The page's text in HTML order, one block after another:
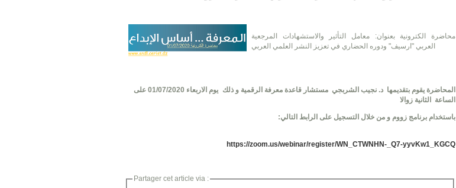
محاضرة الكترونية بعنوان: معامل التأثير والاستشهادات المرجعية
العربي "ارسيف" ودوره الحضاري في تعزيز النشر العلمي العربي
المحاضرة يقوم بتقديمها د. نجيب الشربجي مستشار قاعدة معرفة الرقمية و ذلك
يوم الاربعاء 01/07/2020 على
الساعة الثانية زوالا
باستخدام برنامج زووم و من خلال التسجيل على الرابط التالي:
https://zoom.us/webinar/register/WN_CTWNHN-_Q7-yyvKw1_KGCQ
Partager cet article via :